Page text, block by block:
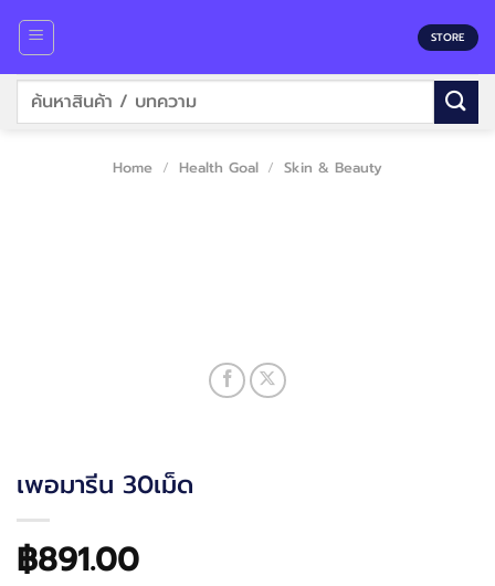
content
STORE
Search
Home / Health Goal / Skin & Beauty
เพอมารีน 30เม็ด
฿891.00